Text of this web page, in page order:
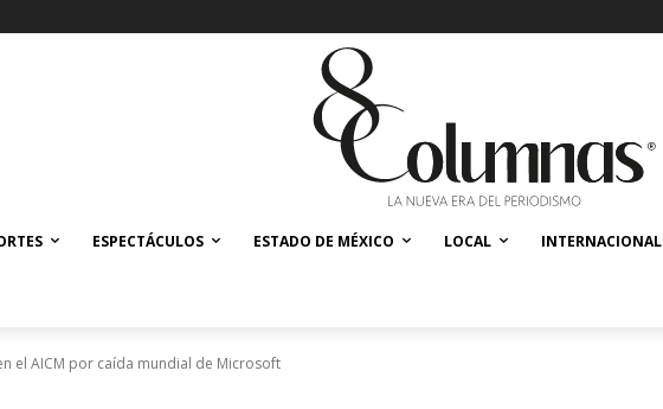
ESPECTÁCULOS ESTADO DE MÉXICO LOCAL INTERNACIONAL
el AICM por caída mundial de Microsoft